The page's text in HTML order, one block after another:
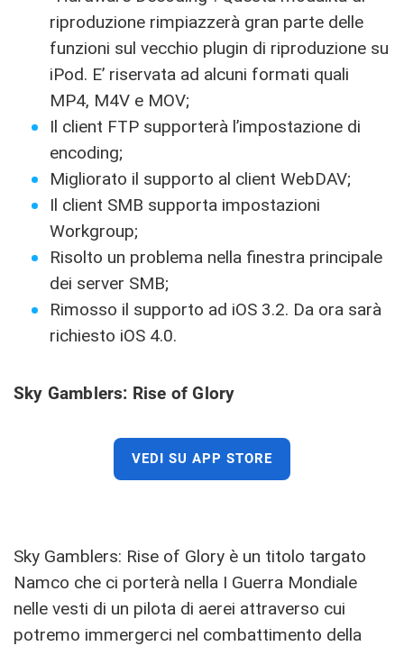
riproduzione rimpiazzerà gran parte delle
funzioni sul vecchio plugin di riproduzione su
iPod. E’ riservata ad alcuni formati quali
MP4, M4V e MOV;
Il client FTP supporterà l’impostazione di
encoding;
Migliorato il supporto al client WebDAV;
Il client SMB supporta impostazioni
Workgroup;
Risolto un problema nella finestra principale
dei server SMB;
Rimosso il supporto ad iOS 3.2. Da ora sarà
richiesto iOS 4.0.
Sky Gamblers: Rise of Glory
VEDI SU APP STORE
Sky Gamblers: Rise of Glory è un titolo targato
Namco che ci porterà nella I Guerra Mondiale
nelle vesti di un pilota di aerei attraverso cui
potremo immergerci nel combattimento della